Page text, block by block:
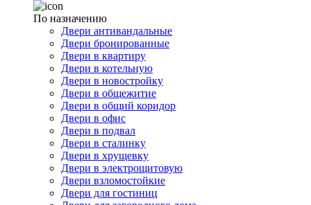
По назначению
Двери антивандальные
Двери бронированные
Двери в квартиру
Двери в котельную
Двери в новостройку
Двери в общежитие
Двери в общий коридор
Двери в офис
Двери в подвал
Двери в сталинку
Двери в хрущевку
Двери в электрощитовую
Двери взломостойкие
Двери для гостиниц